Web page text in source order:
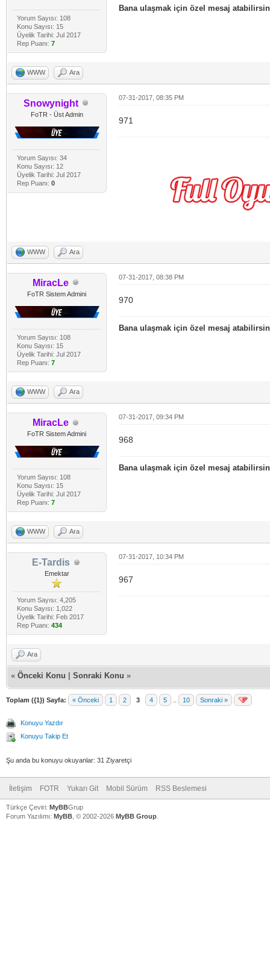
Yorum Sayısı: 108
Konu Sayısı: 15
Üyelik Tarihi: Jul 2017
Rep Puanı: 7
Bana ulaşmak için özel mesaj
WWW Ara
Snowynight
FoTR - Üst Admin
Yorum Sayısı: 34
Konu Sayısı: 12
Üyelik Tarihi: Jul 2017
Rep Puanı: 0
07-31-2017, 08:35 PM
971
WWW Ara
MiracLe
FoTR Sistem Admini
Yorum Sayısı: 108
Konu Sayısı: 15
Üyelik Tarihi: Jul 2017
Rep Puanı: 7
07-31-2017, 08:38 PM
970
Bana ulaşmak için özel mesaj
WWW Ara
MiracLe
FoTR Sistem Admini
Yorum Sayısı: 108
Konu Sayısı: 15
Üyelik Tarihi: Jul 2017
Rep Puanı: 7
07-31-2017, 09:34 PM
968
Bana ulaşmak için özel mesaj
WWW Ara
E-Tardis
Emektar
Yorum Sayısı: 4,205
Konu Sayısı: 1,022
Üyelik Tarihi: Feb 2017
Rep Puanı: 434
07-31-2017, 10:34 PM
967
Ara
« Önceki Konu Sonraki Konu »
Toplam ({1}) Sayfa: « Önceki 1 2 3 4 5 10 Sonraki »
Konuyu Yazdır
Konuyu Takip Et
Şu anda bu konuyu okuyanlar: 31 Ziyaretçi
İletişim FOTR Yukarı Git Mobil Sürüm RSS Beslemesi
Türkçe Çeviri: MyBBGrup
Forum Yazılımı: MyBB , © 2002-2026 MyBB Group